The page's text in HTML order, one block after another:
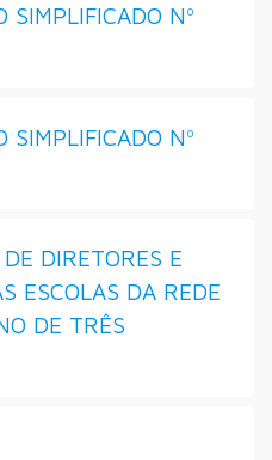
SIMPLIFICADO Nº
SIMPLIFICADO Nº
DIRETORES E
ESCOLAS DA REDE
DE TRÊS